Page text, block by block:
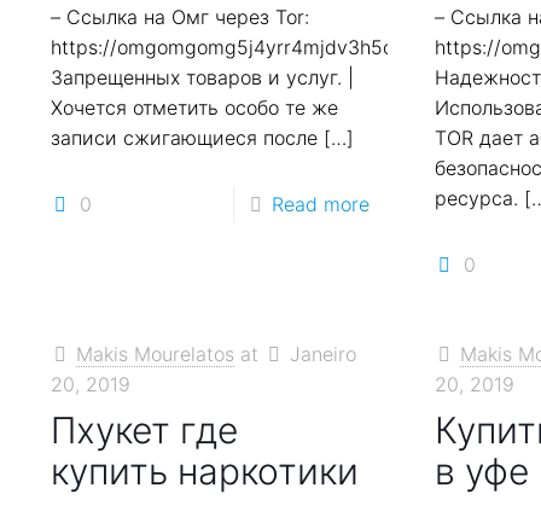
– Ссылка на Омг через Tor:
https://
Запрещенных товаров и услуг. |
Хочется отметить особо те же
записи сжигающиеся после[…]
0 Read more
– Ссылка
https://
TOR дает
ресурса.
0
Makis Mourelatos at
Janeiro
20, 2019
Пхукет где
купить наркотики
Makis
20, 2019
в уфе